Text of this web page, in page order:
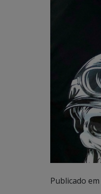
Publicado em